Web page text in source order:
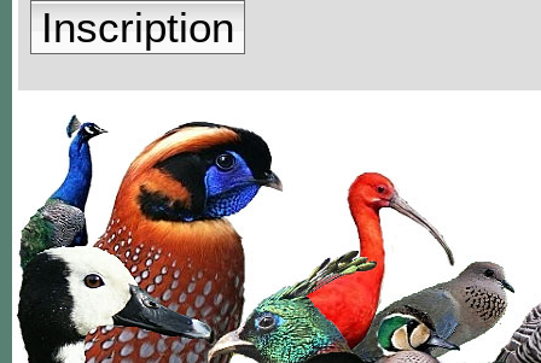
Inscription